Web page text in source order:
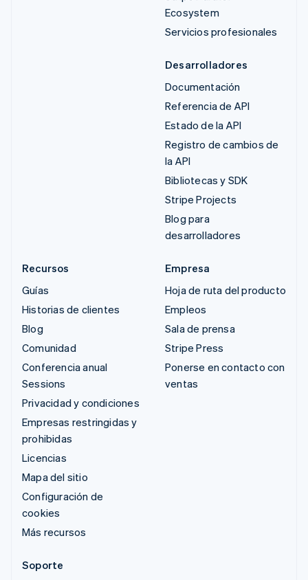
Ecosystem
Servicios profesionales
Desarrolladores
Documentación
Referencia de API
Estado de la API
Registro de cambios de
la API
Bibliotecas y SDK
Stripe Projects
Blog para
desarrolladores
Recursos
Guías
Historias de clientes
Blog
Comunidad
Conferencia anual
Sessions
Privacidad y condiciones
Empresas restringidas y
prohibidas
Licencias
Mapa del sitio
Configuración de
cookies
Más recursos
Empresa
Hoja de ruta del producto
Empleos
Sala de prensa
Stripe Press
Ponerse en contacto con
ventas
Soporte